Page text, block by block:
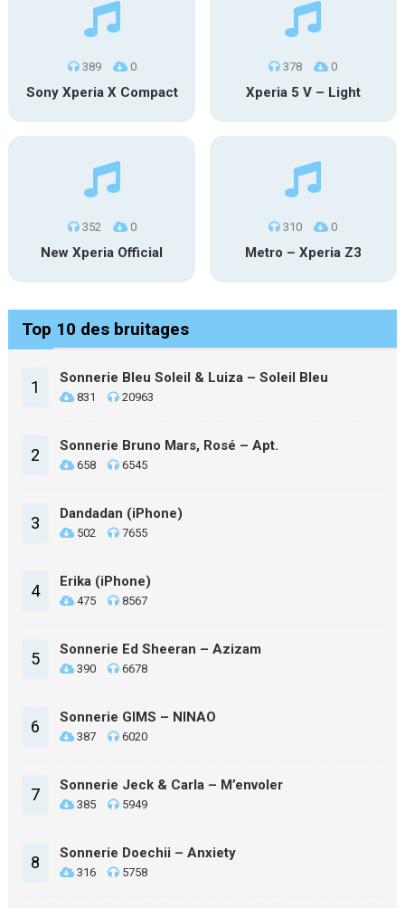
389 0
Sony Xperia X Compact
378 0
Xperia 5 V – Light
352 0
New Xperia Official
310 0
Metro – Xperia Z3
Top 10 des bruitages
1 Sonnerie Bleu Soleil & Luiza – Soleil Bleu
831 20963
2 Sonnerie Bruno Mars, Rosé – Apt.
658 6545
3 Dandadan (iPhone)
502 7655
4 Erika (iPhone)
475 8567
5 Sonnerie Ed Sheeran – Azizam
390 6678
6 Sonnerie GIMS – NINAO
387 6020
7 Sonnerie Jeck & Carla – M’envoler
385 5949
8 Sonnerie Doechii – Anxiety
316 5758